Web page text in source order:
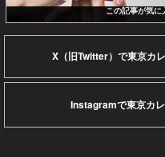
この記事が気に
X（旧Twitter）で東京カ
Instagramで東京カ